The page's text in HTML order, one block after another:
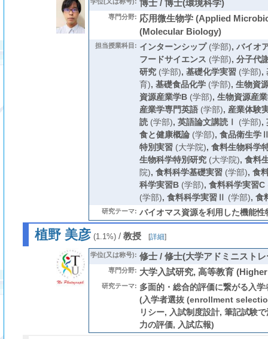
博士 / 博士(環境科学)
専門分野: 応用微生物学 (Applied
(Molecular Biology)
担当授業科目: インターンシップ(学部), バイオ
フードサイエンス (学部), 分子代
研究(学部), 基礎化学実習(学部),
育), 基礎食品化学(学部), 生物資
資源産業学B(学部), 生物資源産
産業学専門英語(学部), 産業体験
読(学部), 英語論文講読Ⅰ (学部),
食と健康概論(学部), 食品衛生学
特別実習(大学院), 食料生物科学
生物科学特別研究(大学院), 食料
院), 食料科学基礎実習(学部), 食
科学実習B(学部), 食料科学実習C
(学部), 食料科学実習Ⅱ (学部), 食
研究テーマ: バイオマス資源を利用した機能
植野 美彦 (1.1%)/ 教授 [詳細]
学位(又は称号): 修士 / 修士(大学アドミニスト
専門分野: 大学入試研究, 高等教育
研究テーマ: 多面的・総合的評価に繋がる入
(入学者選抜 (enrollment
リシー, 入試制度設計, 筆記試験
力の評価, 入試広報)